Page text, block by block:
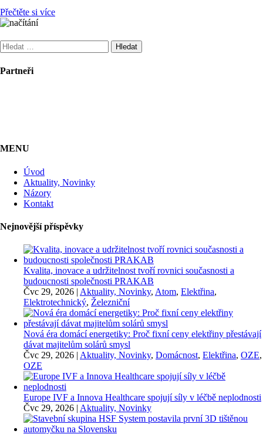
Přečtěte si více
Vyhledávání
Partneři
MENU
Úvod
Aktuality, Novinky
Názory
Kontakt
Nejnovější příspěvky
Kvalita, inovace a udržitelnost tvoří rovnici současnosti a
budoucnosti společnosti PRAKAB
Čvc 29, 2026 | Aktuality, Novinky, Atom, Elektřina,
Elektrotechnický, Železniční
Nová éra domácí energetiky: Proč fixní ceny elektřiny přestávají
dávat majitelům solárů smysl
Čvc 29, 2026 | Aktuality, Novinky, Domácnost, Elektřina, OZE,
OZE
Europe IVF a Innova Healthcare spojují síly v léčbě neplodnosti
Čvc 29, 2026 | Aktuality, Novinky